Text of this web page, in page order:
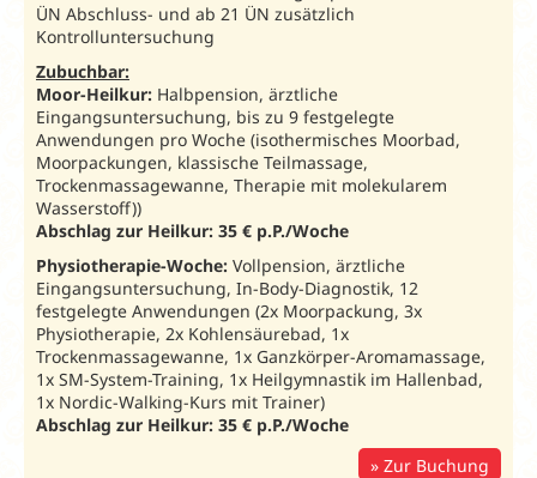
ÜN Abschluss- und ab 21 ÜN zusätzlich
Kontrolluntersuchung
Zubuchbar:
Moor-Heilkur: Halbpension, ärztliche
Eingangsuntersuchung, bis zu 9 festgelegte
Anwendungen pro Woche (isothermisches Moorbad,
Moorpackungen, klassische Teilmassage,
Trockenmassagewanne, Therapie mit molekularem
Wasserstoff))
Abschlag zur Heilkur: 35 € p.P./Woche
Physiotherapie-Woche: Vollpension, ärztliche
Eingangsuntersuchung, In-Body-Diagnostik, 12
festgelegte Anwendungen (2x Moorpackung, 3x
Physiotherapie, 2x Kohlensäurebad, 1x
Trockenmassagewanne, 1x Ganzkörper-Aromamassage,
1x SM-System-Training, 1x Heilgymnastik im Hallenbad,
1x Nordic-Walking-Kurs mit Trainer)
Abschlag zur Heilkur: 35 € p.P./Woche
Zur Buchung
Gratisnacht
Spartipp und
Frühbucher 2027
Spartipp
MediKur
Spezial
Bei
Buchung
bis
100€
Rabatt pro
Zimmer -
bei mind
14 ÜN
Leichte Kur
Relax und
Heilkur